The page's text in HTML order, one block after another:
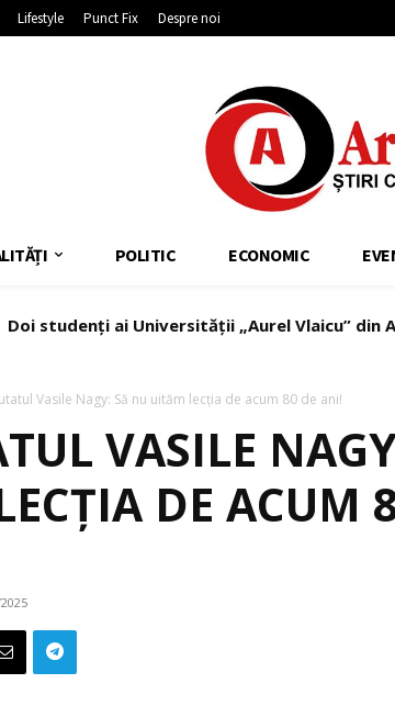
Lifestyle Punct Fix Despre noi
POLITIC ECONOMIC
Doi studenți ai Universității „Aurel Vlaicu” din
Vasile Nagy: Să nu uităm lecția de acum 80 de ani!
VASILE
DE ACUM